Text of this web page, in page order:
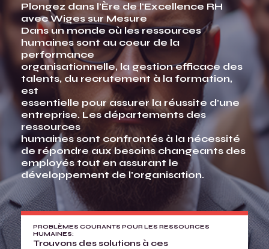
Plongez dans l'Ère de l'Excellence RH
avec Wiges sur Mesure
Dans un monde où les ressources
humaines sont au coeur de la
performance
organisationnelle, la gestion efficace des
talents, du recrutement à la formation,
est
essentielle pour assurer la réussite d'une
entreprise. Les départements des
ressources
humaines sont confrontés à la nécessité
de répondre aux besoins changeants des
employés tout en assurant le
développement de l'organisation.
PROBLÈMES COURANTS POUR LES RESSOURCES
HUMAINES:
Trouvons des solutions à ces